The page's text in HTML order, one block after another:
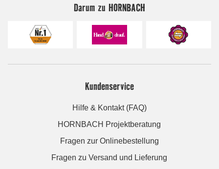
Darum zu HORNBACH
Kundenservice
Hilfe & Kontakt (FAQ)
HORNBACH Projektberatung
Fragen zur Onlinebestellung
Fragen zu Versand und Lieferung